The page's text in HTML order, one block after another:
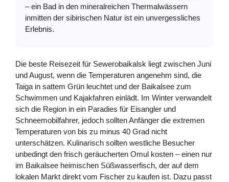
– ein Bad in den mineralreichen Thermalwässern
inmitten der sibirischen Natur ist ein unvergessliches
Erlebnis.
Die beste Reisezeit für Sewerobaikalsk liegt zwischen Juni
und August, wenn die Temperaturen angenehm sind, die
Taiga in sattem Grün leuchtet und der Baikalsee zum
Schwimmen und Kajakfahren einlädt. Im Winter verwandelt
sich die Region in ein Paradies für Eisangler und
Schneemobilfahrer, jedoch sollten Anfänger die extremen
Temperaturen von bis zu minus 40 Grad nicht
unterschätzen. Kulinarisch sollten westliche Besucher
unbedingt den frisch geräucherten Omul kosten – einen nur
im Baikalsee heimischen Süßwasserfisch, der auf dem
lokalen Markt direkt vom Fischer zu kaufen ist. Dazu passt